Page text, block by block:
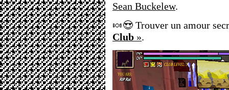
Sean Buckelew.
🍬😍 Trouver un amour
Club ».